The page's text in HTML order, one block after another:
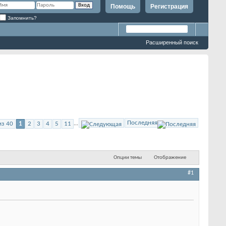
Регистрация
Помощь
Запомнить?
Расширенный поиск
40 1 2 3 4 5 11 ... Последняя
Опции темы Отображение
#1